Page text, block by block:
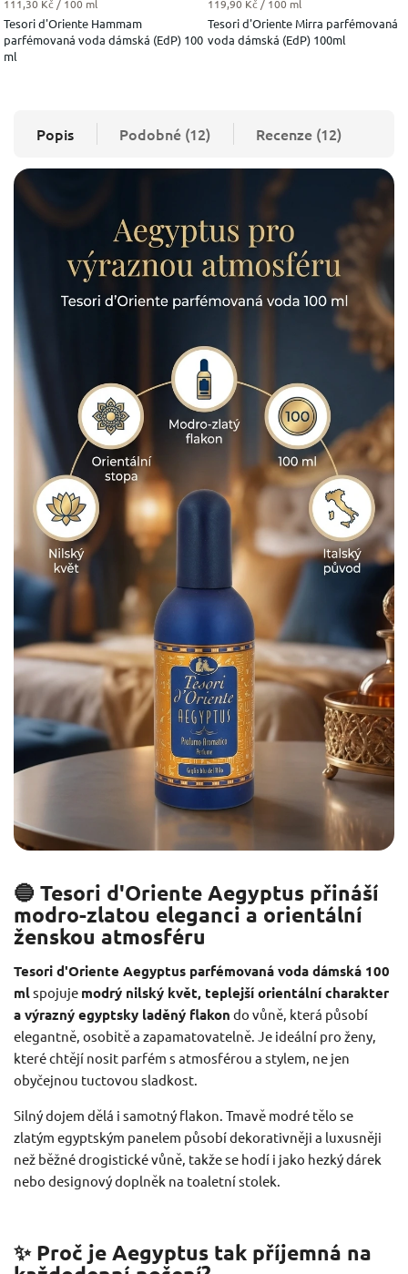
Tesori d'Oriente Hammam
parfémovaná voda dámská (EdP) 100
ml
Měrná cena:
111,30 Kč / 100 ml
Tesori d'Oriente Mirra parfémovaná
voda dámská (EdP) 100ml
Měrná cena:
119,90 Kč / 100 ml
Popis Podobné (12) Recenze (12)
🔵 Tesori d'Oriente Aegyptus přináší
modro-zlatou eleganci a orientální
ženskou atmosféru
Tesori d'Oriente Aegyptus parfémovaná voda dámská 100
mlspojuje modrý nilský květ, teplejší orientální charakter
a výrazný egyptsky laděný flakon do vůně, která působí
elegantně, osobitě a zapamatovatelně. Je ideální pro ženy,
které chtějí nosit parfém s atmosférou a stylem, ne jen
obyčejnou tuctovou sladkost.
Silný dojem dělá i samotný flakon. Tmavě modré tělo se
zlatým egyptským panelem působí dekorativněji a luxusněji
než běžné drogistické vůně, takže se hodí i jako hezký dárek
nebo designový doplněk na toaletní stolek.
✨ Proč je Aegyptus tak příjemná na